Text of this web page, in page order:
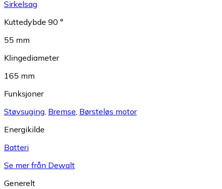
Sirkelsag
Kuttedybde 90 °
55 mm
Klingediameter
165 mm
Funksjoner
Støvsuging Bremse Børsteløs motor
Energikilde
Batteri
Se mer från Dewalt
Generelt